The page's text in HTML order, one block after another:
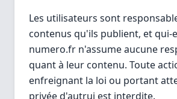
Les utilisateurs sont
contenus qu'ils publient, et qui-
numero.fr n'assume aucune
quant à leur contenu. Toute
enfreignant la loi ou portant
privée d'autrui est interdite.